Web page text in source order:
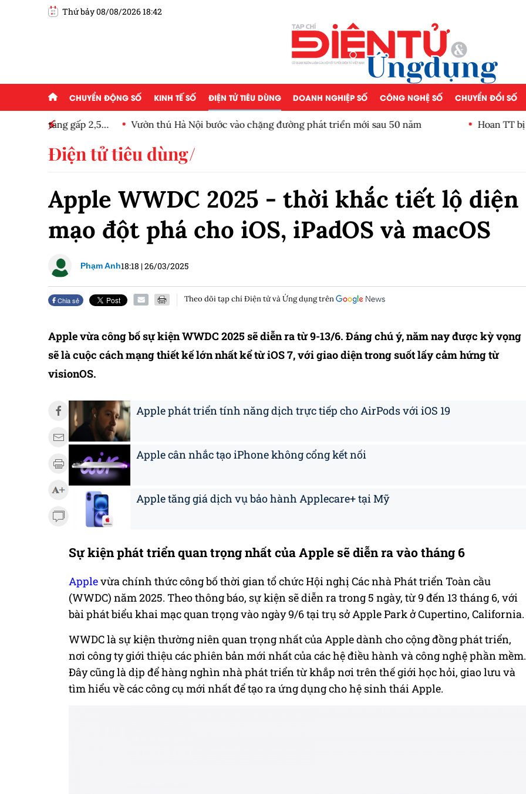
Thứ bảy 08/08/2026 18:42
CHUYỂN ĐỘNG SỐ KINH TẾ SỐ ĐIỆN TỬ TIÊU DÙNG DOANH NGHIỆP SỐ CÔNG NGHỆ SỐ CHUYỂN ĐỔI SỐ
Vườn thú Hà Nội bước vào chặng đường phát triển mới sau 50 năm Hoan TT bị phạt 200 triệu
Điện tử tiêu dùng
Apple WWDC 2025 - thời khắc tiết lộ diện
mạo đột phá cho iOS, iPadOS và macOS
Phạm Anh18:18 |26/03/2025
Chia sẻ Theo dõi tạp chí Điện tử và Ứng dụng trên
Apple vừa công bố sự kiện WWDC 2025 sẽ diễn ra từ 9-13/6. Đáng chú ý, năm nay được kỳ vọng
sẽ là cuộc cách mạng thiết kế lớn nhất kể từ iOS 7, với giao diện trong suốt lấy cảm hứng từ
visionOS.
Apple phát triển tính năng dịch trực tiếp cho AirPods với iOS 19
Apple cân nhắc tạo iPhone không cổng kết nối
Apple tăng giá dịch vụ bảo hành Applecare+ tại Mỹ
Sự kiện phát triển quan trọng nhất của Apple sẽ diễn ra vào tháng 6
Applevừa chính thức công bố thời gian tổ chức Hội nghị Các nhà Phát triển Toàn cầu
(WWDC) năm 2025. Theo thông báo, sự kiện sẽ diễn ra trong 5 ngày, từ 9 đến 13 tháng 6, với
bài phát biểu khai mạc quan trọng vào ngày 9/6 tại trụ sở Apple Park ở Cupertino, California.
WWDC là sự kiện thường niên quan trọng nhất của Apple dành cho cộng đồng phát triển,
nơi công ty giới thiệu các phiên bản mới nhất của các hệ điều hành và công nghệ phần mềm.
Đây cũng là dịp để hàng nghìn nhà phát triển từ khắp nơi trên thế giới học hỏi, giao lưu và
tìm hiểu về các công cụ mới nhất để tạo ra ứng dụng cho hệ sinh thái Apple.